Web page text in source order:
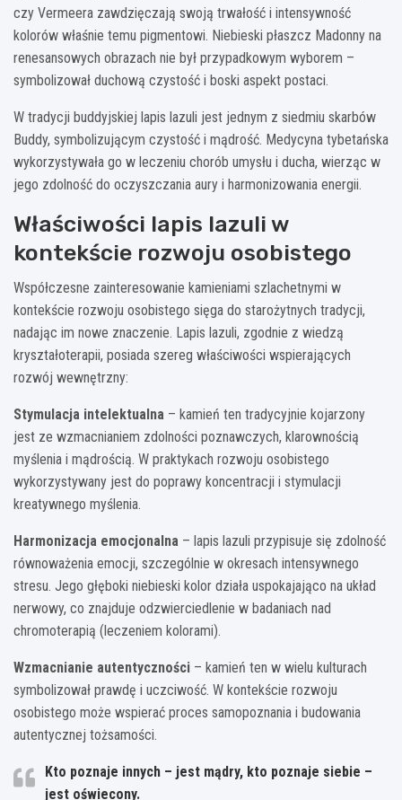
czy Vermeera zawdzięczają swoją trwałość i intensywność
kolorów właśnie temu pigmentowi. Niebieski płaszcz Madonny na
renesansowych obrazach nie był przypadkowym wyborem –
symbolizował duchową czystość i boski aspekt postaci.
W tradycji buddyjskiej lapis lazuli jest jednym z siedmiu skarbów
Buddy, symbolizującym czystość i mądrość. Medycyna tybetańska
wykorzystywała go w leczeniu chorób umysłu i ducha, wierząc w
jego zdolność do oczyszczania aury i harmonizowania energii.
Właściwości lapis lazuli w
kontekście rozwoju osobistego
Współczesne zainteresowanie kamieniami szlachetnymi w
kontekście rozwoju osobistego sięga do starożytnych tradycji,
nadając im nowe znaczenie. Lapis lazuli, zgodnie z wiedzą
kryształoterapii, posiada szereg właściwości wspierających
rozwój wewnętrzny:
Stymulacja intelektualna – kamień ten tradycyjnie kojarzony
jest ze wzmacnianiem zdolności poznawczych, klarownością
myślenia i mądrością. W praktykach rozwoju osobistego
wykorzystywany jest do poprawy koncentracji i stymulacji
kreatywnego myślenia.
Harmonizacja emocjonalna – lapis lazuli przypisuje się zdolność
równoważenia emocji, szczególnie w okresach intensywnego
stresu. Jego głęboki niebieski kolor działa uspokajająco na układ
nerwowy, co znajduje odzwierciedlenie w badaniach nad
chromoterapią (leczeniem kolorami).
Wzmacnianie autentyczności – kamień ten w wielu kulturach
symbolizował prawdę i uczciwość. W kontekście rozwoju
osobistego może wspierać proces samopoznania i budowania
autentycznej tożsamości.
Kto poznaje innych – jest mądry, kto poznaje siebie –
jest oświecony.